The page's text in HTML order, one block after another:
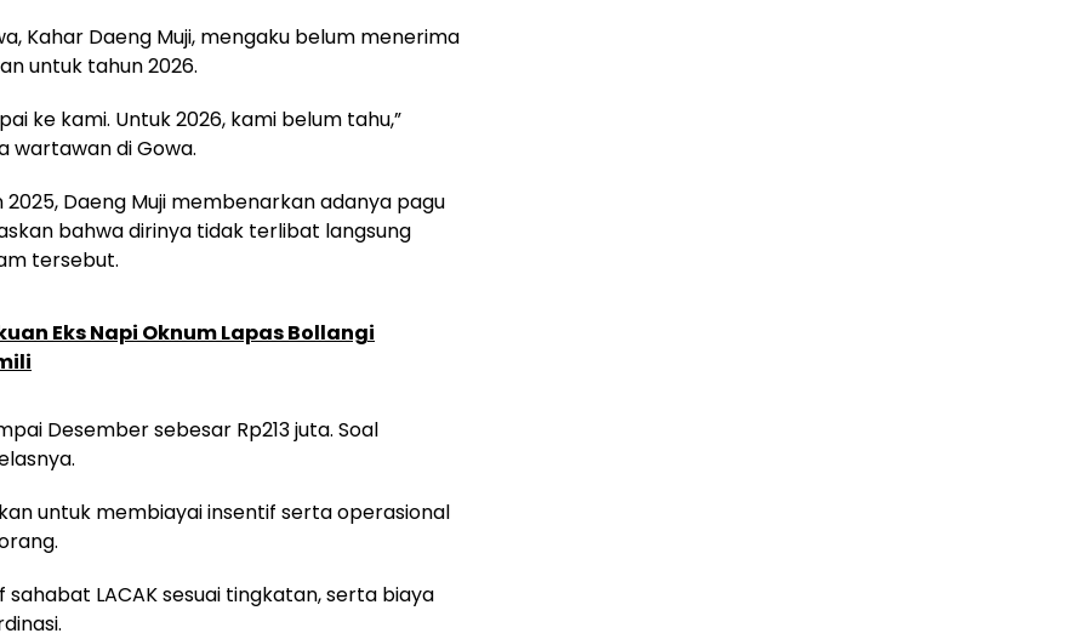
Kahar Daeng Muji, mengaku belum menerima
untuk tahun 2026.
ke kami. Untuk 2026, kami belum tahu,”
wartawan di Gowa.
Daeng Muji membenarkan adanya pagu
bahwa dirinya tidak terlibat langsung
tersebut.
Eks Napi Oknum Lapas Bollangi
Desember sebesar Rp213 juta. Soal
untuk membiayai insentif serta operasional
LACAK sesuai tingkatan, serta biaya